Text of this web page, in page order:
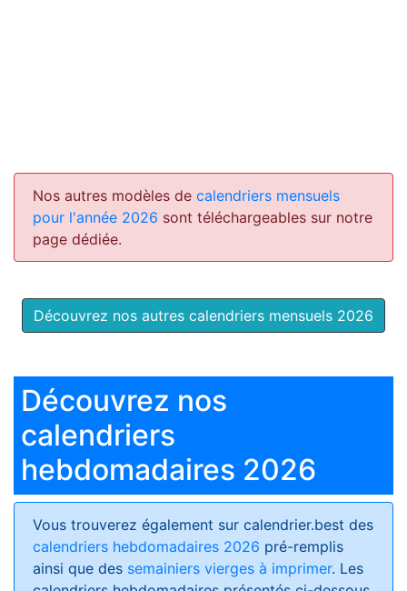
Nos autres modèles de calendriers mensuels
pour l'année 2026 sont téléchargeables sur notre
page dédiée.
Découvrez nos autres calendriers mensuels 2026
Découvrez nos
calendriers
hebdomadaires 2026
Vous trouverez également sur calendrier.best des
calendriers hebdomadaires 2026 pré-remplis
ainsi que des semainiers vierges à imprimer. Les